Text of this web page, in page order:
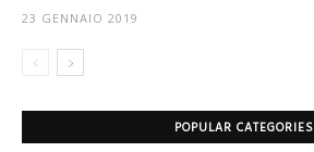
23 GENNAIO 2019
POPULAR CATEGORIES